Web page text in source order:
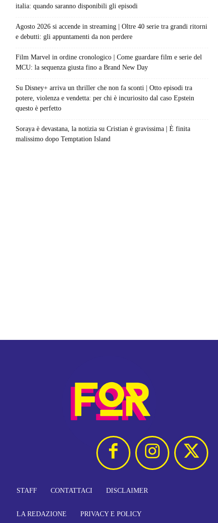
italia: quando saranno disponibili gli episodi
Agosto 2026 si accende in streaming | Oltre 40 serie tra grandi ritorni
e debutti: gli appuntamenti da non perdere
Film Marvel in ordine cronologico | Come guardare film e serie del
MCU: la sequenza giusta fino a Brand New Day
Su Disney+ arriva un thriller che non fa sconti | Otto episodi tra
potere, violenza e vendetta: per chi è incuriosito dal caso Epstein
questo è perfetto
Soraya è devastana, la notizia su Cristian è gravissima | È finita
malissimo dopo Temptation Island
STAFF CONTATTACI DISCLAIMER
LA REDAZIONE PRIVACY E POLICY